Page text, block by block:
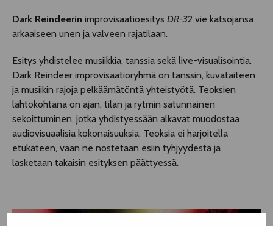
TAPAHTUMIEN YÖ
MUU OHJELMISTO
Dark Reindeerin improvisaatioesitys DR-32 vie katsojansa
arkaaiseen unen ja valveen rajatilaan.
Esitys yhdistelee musiikkia, tanssia sekä live-visualisointia.
Dark Reindeer improvisaatioryhmä on tanssin, kuvataiteen
ja musiikin rajoja pelkäämätöntä yhteistyötä. Teoksien
lähtökohtana on ajan, tilan ja rytmin satunnainen
sekoittuminen, jotka yhdistyessään alkavat muodostaa
audiovisuaalisia kokonaisuuksia. Teoksia ei harjoitella
etukäteen, vaan ne nostetaan esiin tyhjyydestä ja
lasketaan takaisin esityksen päättyessä.